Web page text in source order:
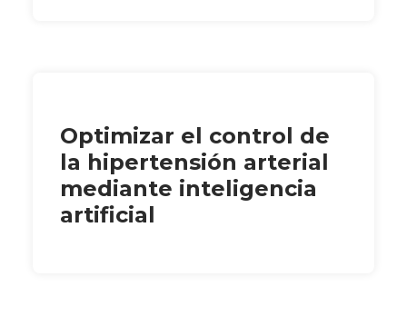
Optimizar el control de
la hipertensión arterial
mediante inteligencia
artificial